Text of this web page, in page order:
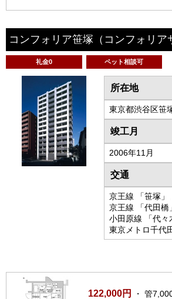
コンフォリア笹塚 （コンフォリア
礼金0 ペット相談可
所在地
東京都渋谷区笹
竣工月
2006年11月
交通
京王線 「笹塚」
京王線 「代田橋
小田原線 「代々
東京メトロ千代
122,000円
・ 管